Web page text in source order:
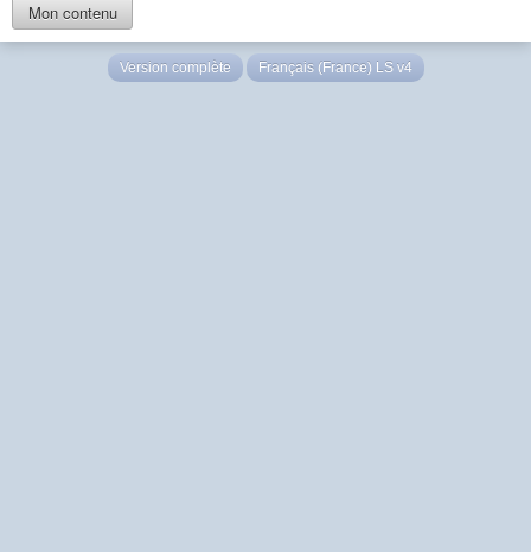
Mon contenu
Version complète Français (France) LS v4